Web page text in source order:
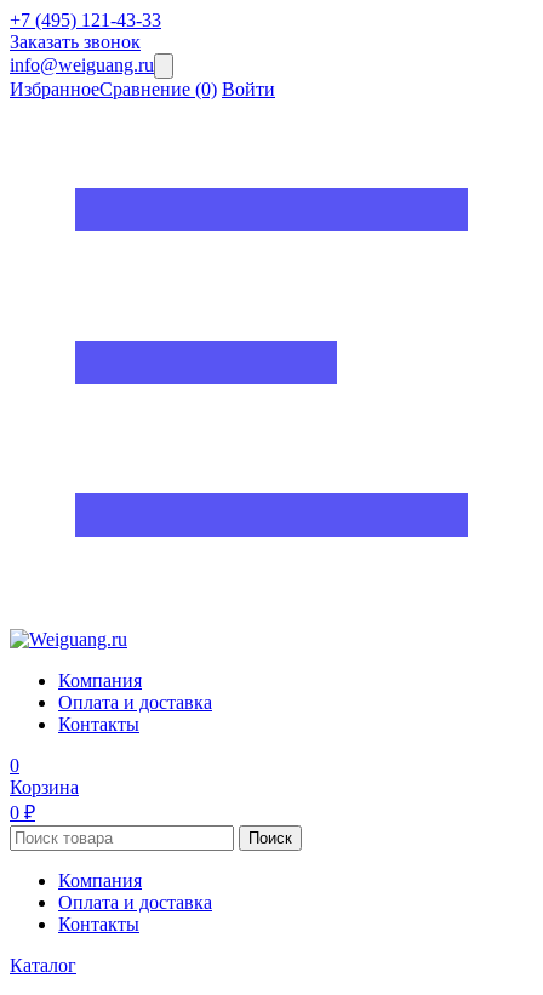
+7 (495) 121-43-33
Заказать звонок
info@weiguang.ru
ИзбранноеСравнение (0) Войти
Компания
Оплата и доставка
Контакты
0
Корзина
0 ₽
Поиск
Компания
Оплата и доставка
Контакты
Каталог